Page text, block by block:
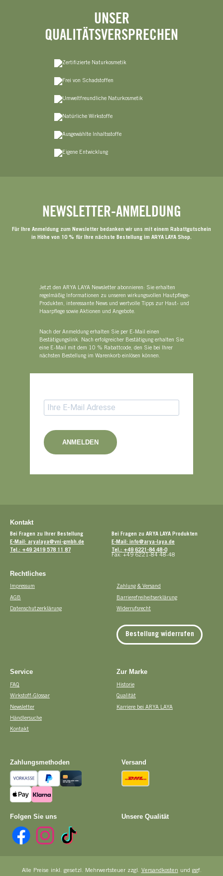
UNSER
QUALITÄTSVERSPRECHEN
NEWSLETTER-ANMELDUNG
Für Ihre Anmeldung zum Newsletter bedanken wir uns mit einem Rabattgutschein
in Höhe von 10 % für Ihre nächste Bestellung im ARYA LAYA Shop.
Jetzt den ARYA LAYA Newsletter abonnieren: Sie erhalten
regelmäßig Informationen zu unseren wirkungsvollen Hautpflege-
Produkten, interessante News und wertvolle Tipps zur Haut- und
Haarpflege sowie Aktionen und Angebote.
Nach der Anmeldung erhalten Sie per E-Mail einen
Bestätigungslink. Nach erfolgreicher Bestätigung erhalten Sie
eine E-Mail mit dem 10 % Rabattcode, den Sie bei Ihrer
nächsten Bestellung im Warenkorb einlösen können.
ANMELDEN
Kontakt
Bei Fragen zu Ihrer Bestellung
E-Mail: aryalaya@vni-gmbh.de
Tel.: +49 2419 578 11 87
Bei Fragen zu ARYA LAYA Produkten
E-Mail: info@arya-laya.de
Tel.: +49 6221-84 48-0
Fax: +49 6221-84 48-48
Rechtliches
Impressum
AGB
Datenschutzerklärung
Zahlung & Versand
Barrierefreiheitserklärung
Widerrufsrecht
Bestellung widerrufen
Service
FAQ
Wirkstoff-Glossar
Newsletter
Händlersuche
Kontakt
Zur Marke
Historie
Qualität
Karriere bei ARYA LAYA
Folgen Sie uns
Facebook Instagram TikTok
Zahlungsmethoden
Vorkasse PayPal Kreditkarte
Apple Pay Pay with Klarna
Versand
Unsere Qualität
Alle Preise inkl. gesetzl. Mehrwertsteuer zzgl. Versandkosten und ggf.